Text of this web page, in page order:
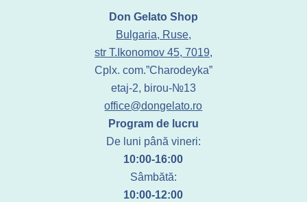
Don Gelato Shop
Bulgaria, Ruse,
str T.Ikonomov 45, 7019,
Cplx. com.”Charodeyka”
etaj-2, birou-№13
office@dongelato.ro
Program de lucru
De luni până vineri:
10:00-16:00
Sâmbătă:
10:00-12:00